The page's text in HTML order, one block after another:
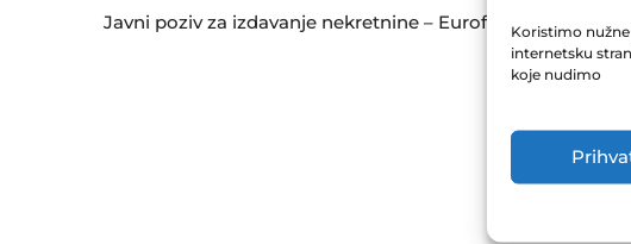
Koristimo
internetsku
koje nudimo
Javni poziv za izdavanje nekretnine – Eurofond